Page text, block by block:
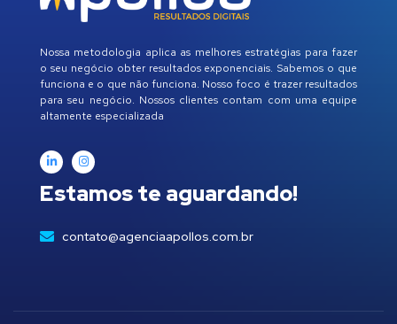
Nossa metodologia aplica as melhores estratégias para fazer
o seu negócio obter resultados exponenciais. Sabemos o que
funciona e o que não funciona. Nosso foco é trazer resultados
para seu negócio. Nossos clientes contam com uma equipe
altamente especializada
Estamos te aguardando!
contato@agenciaapollos.com.br